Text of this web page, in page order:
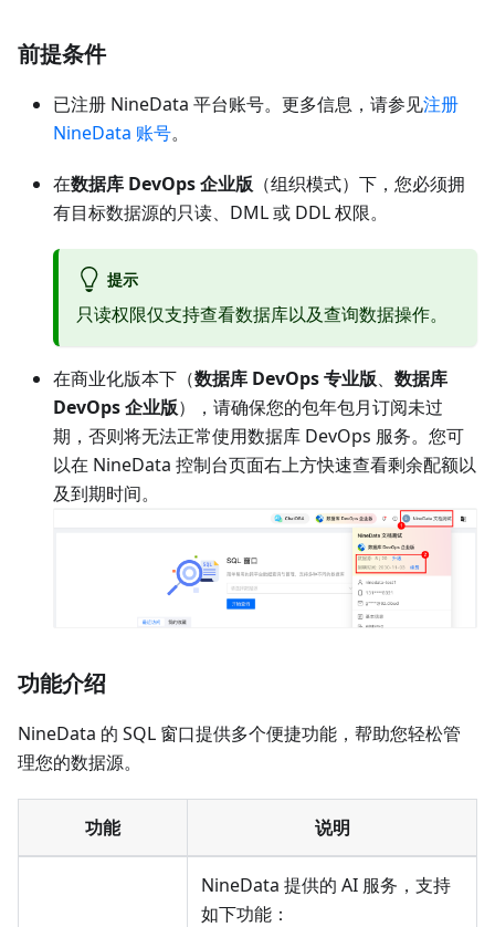
前提条件
已注册 NineData 平台账号。更多信息，请参见注册
NineData 账号。
在数据库 DevOps 企业版 （组织模式）下，您必须拥
有目标数据源的只读、DML 或 DDL 权限。
提示
只读权限仅支持查看数据库以及查询数据操作。
在商业化版本下（数据库 DevOps 专业版、 数据库
DevOps 企业版），请确保您的包年包月订阅未过
期，否则将无法正常使用数据库 DevOps 服务。您可
以在 NineData 控制台页面右上方快速查看剩余配额以
及到期时间。
功能介绍
NineData 的 SQL 窗口提供多个便捷功能，帮助您轻松管
理您的数据源。
功能 说明
NineData 提供的 AI 服务，支持
如下功能：